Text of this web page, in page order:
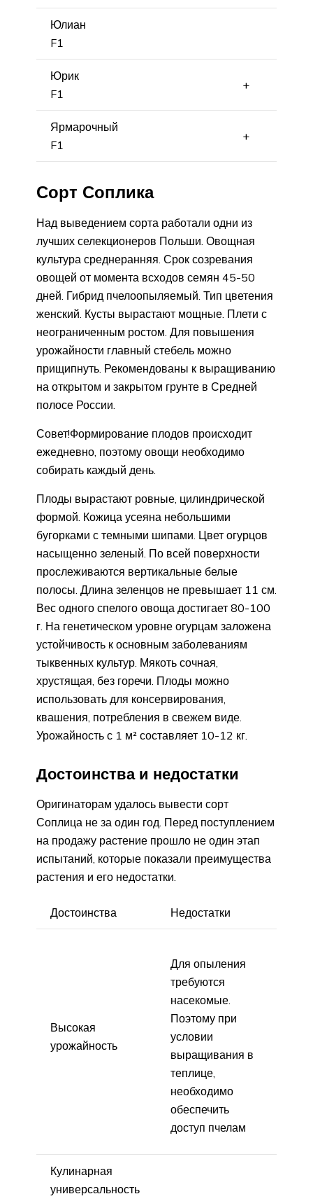
Юлиан
F1
Юрик
F1
+
Ярмарочный
F1
+
Сорт Соплика
Над выведением сорта работали одни из
лучших селекционеров Польши. Овощная
культура среднеранняя. Срок созревания
овощей от момента всходов семян 45-50
дней. Гибрид пчелоопыляемый. Тип цветения
женский. Кусты вырастают мощные. Плети с
неограниченным ростом. Для повышения
урожайности главный стебель можно
прищипнуть. Рекомендованы к выращиванию
на открытом и закрытом грунте в Средней
полосе России.
Совет!Формирование плодов происходит
ежедневно, поэтому овощи необходимо
собирать каждый день.
Плоды вырастают ровные, цилиндрической
формой. Кожица усеяна небольшими
бугорками с темными шипами. Цвет огурцов
насыщенно зеленый. По всей поверхности
прослеживаются вертикальные белые
полосы. Длина зеленцов не превышает 11 см.
Вес одного спелого овоща достигает 80-100
г. На генетическом уровне огурцам заложена
устойчивость к основным заболеваниям
тыквенных культур. Мякоть сочная,
хрустящая, без горечи. Плоды можно
использовать для консервирования,
квашения, потребления в свежем виде.
Урожайность с 1 м² составляет 10-12 кг.
Достоинства и недостатки
Оригинаторам удалось вывести сорт
Соплица не за один год. Перед поступлением
на продажу растение прошло не один этап
испытаний, которые показали преимущества
растения и его недостатки.
Достоинства Недостатки
Высокая
урожайность
Для опыления
требуются
насекомые.
Поэтому при
условии
выращивания в
теплице,
необходимо
обеспечить
доступ пчелам
Кулинарная
универсальность